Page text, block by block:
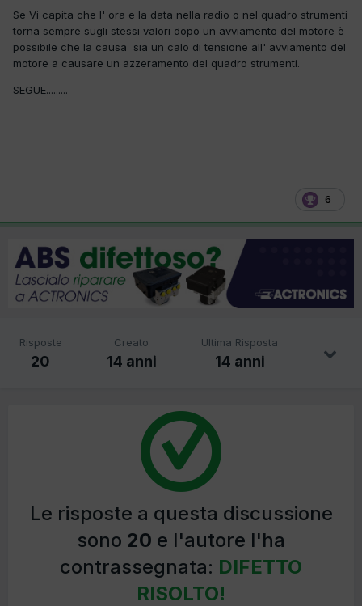
Se Vi capita che l' ora e la data nella radio o nel quadro strumenti
torna sempre sugli stessi valori dopo un avviamento del motore è
possibile che la causa sia un calo di tensione all' avviamento del
motore a causare un azzeramento del quadro strumenti.
SEGUE.........
6
Risposte
20
Creato
14 anni
Ultima Risposta
14 anni
Le risposte a questa discussione
sono 20 e l'autore l'ha
contrassegnata: DIFETTO
RISOLTO!